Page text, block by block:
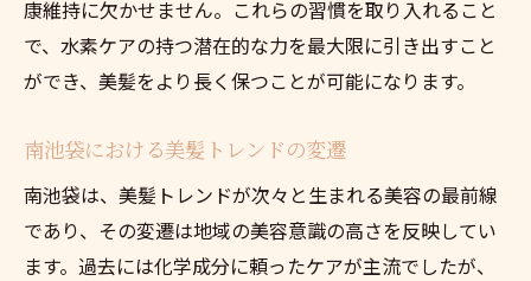
康維持に欠かせません。これらの習慣を取り入れること
で、水素ケアの持つ潜在的な力を最大限に引き出すこと
ができ、美髪をより長く保つことが可能になります。
南池袋における美髪トレンドの変遷
南池袋は、美髪トレンドが次々と生まれる美容の最前線
であり、その変遷は地域の美容意識の高さを反映してい
ます。過去には化学成分に頼ったケアが主流でしたが、